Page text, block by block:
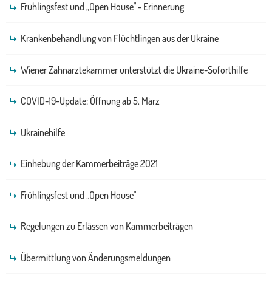
Frühlingsfest und „Open House" - Erinnerung
Krankenbehandlung von Flüchtlingen aus der Ukraine
Wiener Zahnärztekammer unterstützt die Ukraine-Soforthilfe
COVID-19-Update: Öffnung ab 5. März
Ukrainehilfe
Einhebung der Kammerbeiträge 2021
Frühlingsfest und „Open House"
Regelungen zu Erlässen von Kammerbeiträgen
Übermittlung von Änderungsmeldungen